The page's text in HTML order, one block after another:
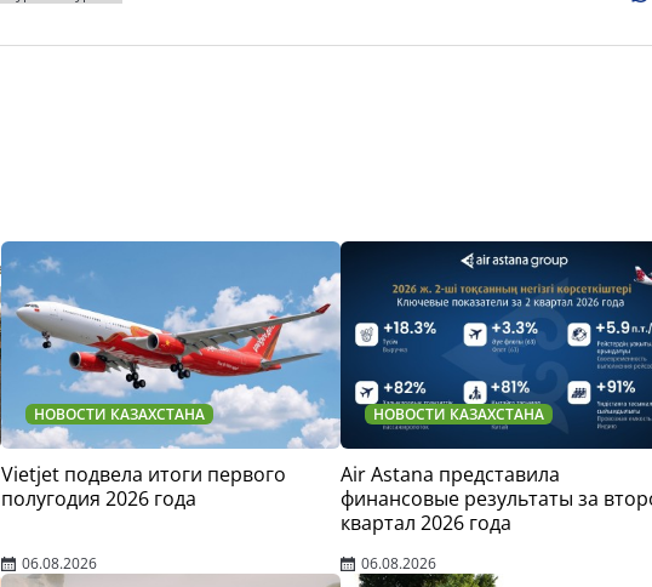
НОВОСТИ КАЗАХСТАНА
Vietjet подвела итоги первого
полугодия 2026 года
06.08.2026
НОВОСТИ КАЗАХСТАНА
Air Astana представила
финансовые результаты за
квартал 2026 года
06.08.2026